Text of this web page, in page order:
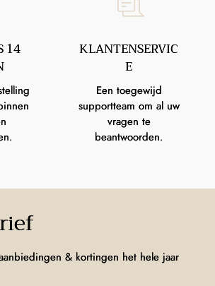
14
KLANTENSERVIC
E
Een toegewijd
supportteam om al uw
vragen te
beantwoorden.
& kortingen het hele jaar